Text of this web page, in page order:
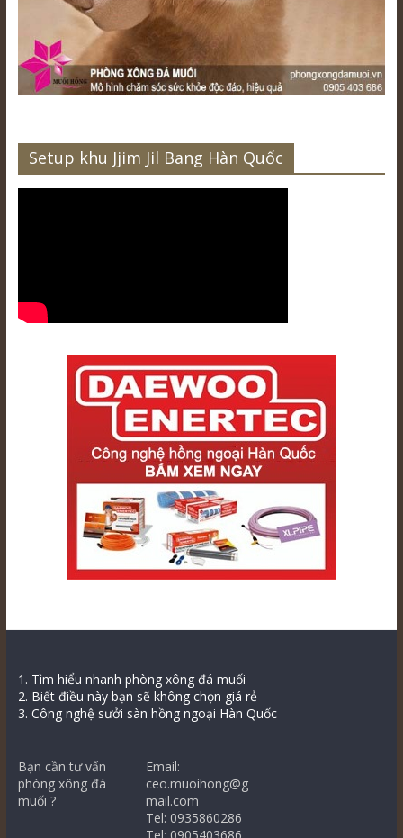
Setup khu Jjim Jil Bang Hàn Quốc
1. Tìm hiểu nhanh phòng xông đá muối
2. Biết điều này bạn sẽ không chọn giá rẻ
3. Công nghệ sưởi sàn hồng ngoại Hàn Quốc
Bạn cần tư vấn
phòng xông đá
muối ?
Email:
ceo.muoihong@g
mail.com
Tel: 0935860286